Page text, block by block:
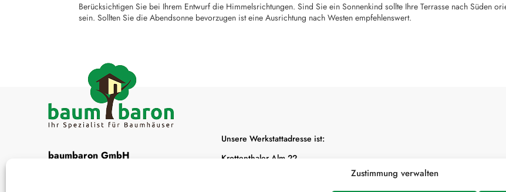
Zustimmung verwalten
Berücksichtigen Sie bei Ihrem Entwurf die Himmelsrichtungen. Sind Sie ein Sonnenkind sollte Ihre Terrasse nach Süden
sein. Sollten Sie die Abendsonne bevorzugen ist eine Ausrichtung nach Westen empfehlenswert.
baumbaron GmbH
Unsere Werkstattadresse ist:
Krottenthaler Alm 22